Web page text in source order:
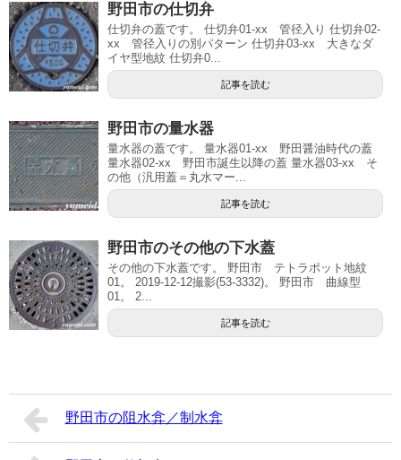
野田市の仕切弁
仕切弁の蓋です。 仕切弁01-xx 管径入り 仕切弁02-
xx 管径入りの別パターン 仕切弁03-xx 大きなダ
イヤ型地紋 仕切弁0...
記事を読む
野田市の量水器
量水器の蓋です。 量水器01-xx 野田醤油時代の蓋
量水器02-xx 野田市誕生以降の蓋 量水器03-xx そ
の他（汎用蓋＝丸水マー...
記事を読む
野田市のその他の下水蓋
その他の下水蓋です。 野田市 テトラポット地紋
01。 2019-12-12撮影(53-3332)。 野田市 曲線型
01。 2...
記事を読む
野田市の阻水弇／制水弇